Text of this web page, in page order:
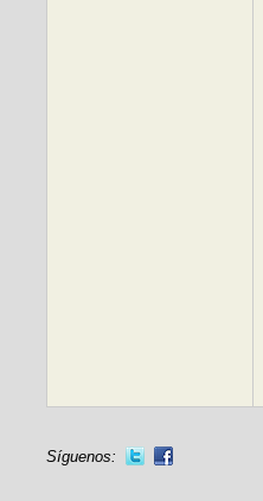
Síguenos: